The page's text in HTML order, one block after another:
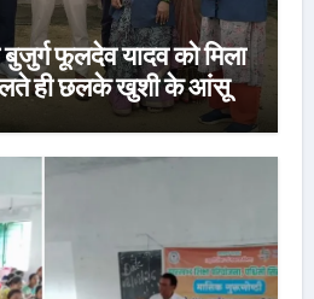
फूलदेव यादव को मिला
ही छलके खुशी के आंसू